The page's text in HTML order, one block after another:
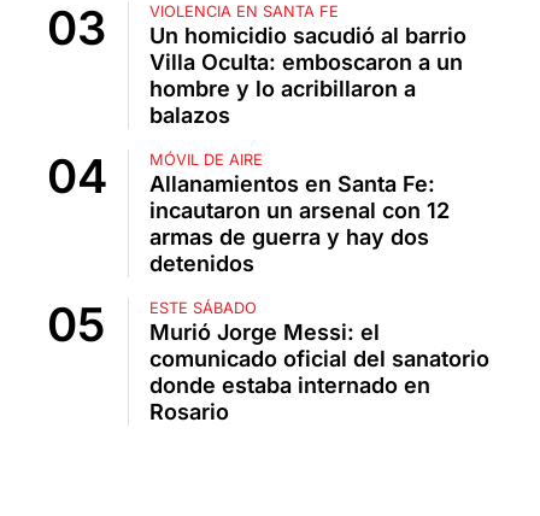
VIOLENCIA EN SANTA FE
Un homicidio sacudió al barrio
Villa Oculta: emboscaron a un
hombre y lo acribillaron a
balazos
MÓVIL DE AIRE
Allanamientos en Santa Fe:
incautaron un arsenal con 12
armas de guerra y hay dos
detenidos
ESTE SÁBADO
Murió Jorge Messi: el
comunicado oficial del sanatorio
donde estaba internado en
Rosario